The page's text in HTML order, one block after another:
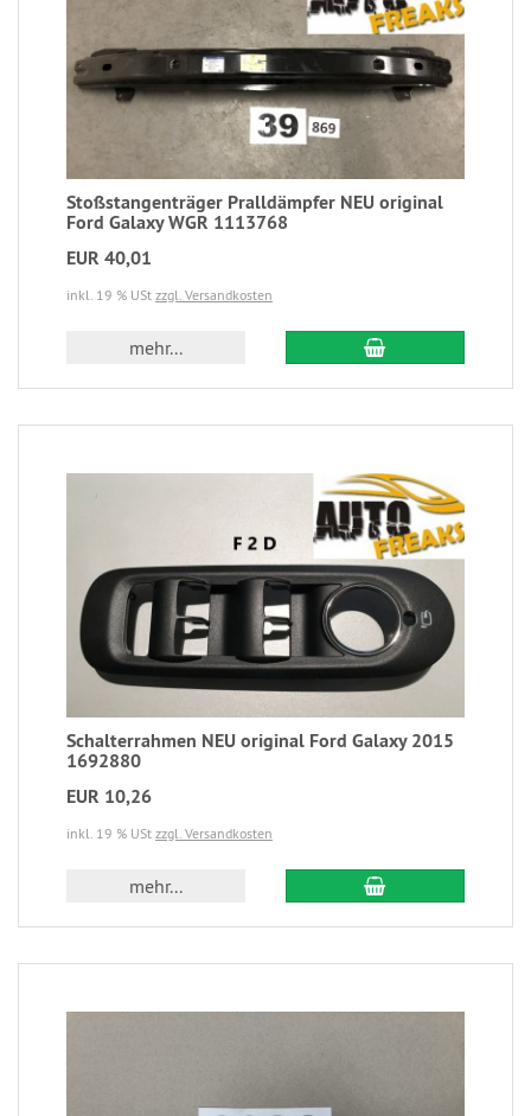
Stoßstangenträger Pralldämpfer NEU original
Ford Galaxy WGR 1113768
EUR 40,01
inkl. 19 % USt zzgl. Versandkosten
mehr...
Schalterrahmen NEU original Ford Galaxy 2015
1692880
EUR 10,26
inkl. 19 % USt zzgl. Versandkosten
mehr...